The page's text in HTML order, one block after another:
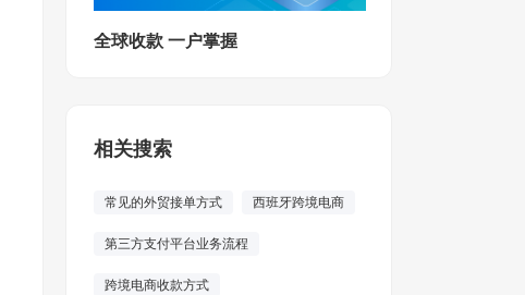
全球收款 一户掌握
相关搜索
常见的外贸接单方式 西班牙跨境电商
第三方支付平台业务流程
跨境电商收款方式